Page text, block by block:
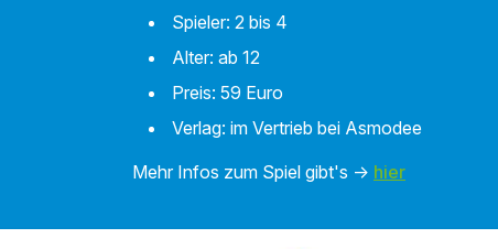
Spieler: 2 bis 4
Alter: ab 12
Preis: 59 Euro
Verlag: im Vertrieb bei Asmodee
Mehr Infos zum Spiel gibt's -> hier